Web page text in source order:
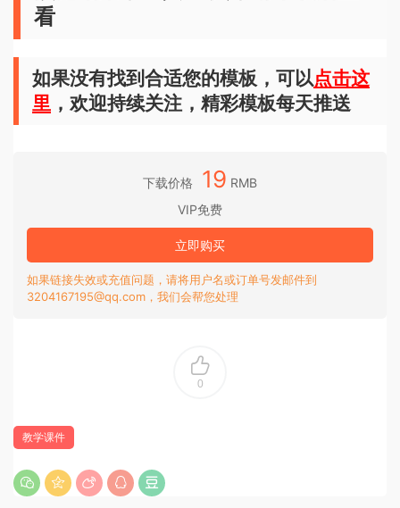
看
如果没有找到合适您的模板，可以点击这
里 ，欢迎持续关注，精彩模板每天推送
下载价格 19 RMB
VIP免费
立即购买
如果链接失效或充值问题，请将用户名或订单号发邮件到
3204167195@qq.com，我们会帮您处理
0
教学课件